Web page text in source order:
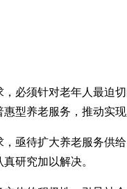
必须针对老年人最迫
型养老服务，推动实现
亟待扩大养老服务供
研究加以解决。